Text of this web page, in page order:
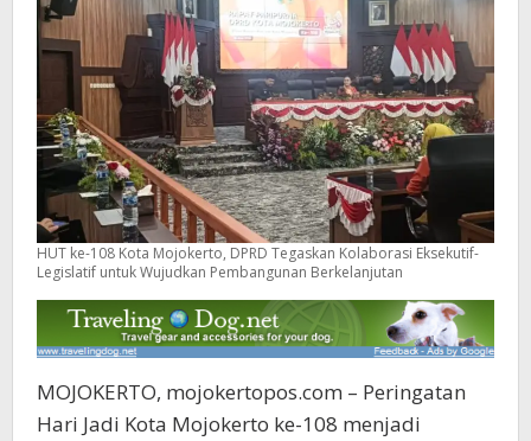
HUT ke-108 Kota Mojokerto, DPRD Tegaskan Kolaborasi Eksekutif-
Legislatif untuk Wujudkan Pembangunan Berkelanjutan
MOJOKERTO, mojokertopos.com – Peringatan
Hari Jadi Kota Mojokerto ke-108 menjadi